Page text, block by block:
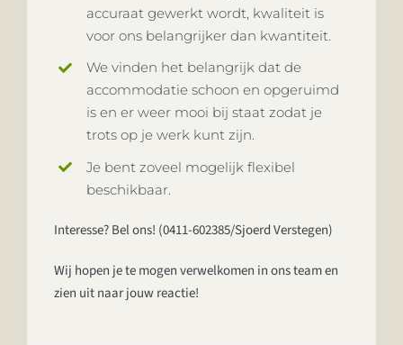
accuraat gewerkt wordt, kwaliteit is
voor ons belangrijker dan kwantiteit.
We vinden het belangrijk dat de
accommodatie schoon en opgeruimd
is en er weer mooi bij staat zodat je
trots op je werk kunt zijn.
Je bent zoveel mogelijk flexibel
beschikbaar.
Interesse? Bel ons! (0411-602385/Sjoerd Verstegen)
Wij hopen je te mogen verwelkomen in ons team en
zien uit naar jouw reactie!